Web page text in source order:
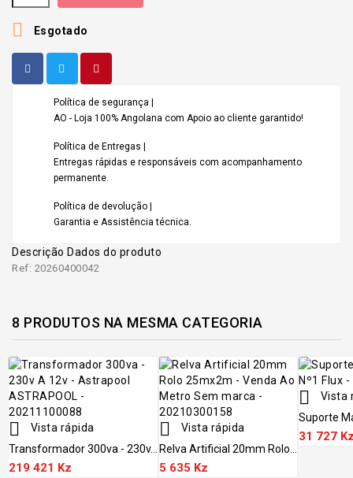
 Esgotado
Política de segurança |
AO - Loja 100% Angolana com Apoio ao cliente garantido!
Política de Entregas |
Entregas rápidas e responsáveis com acompanhamento
permanente.
Política de devolução |
Garantia e Assistência técnica.
Descrição Dados do produto
Ref: 20260400042
8 PRODUTOS NA MESMA CATEGORIA

Vista rápida
Transformador 300va - 230v...
219 421 Kz

Vista rápida
Relva Artificial 20mm Rolo...
5 635 Kz

Vista
Suporte
31 727